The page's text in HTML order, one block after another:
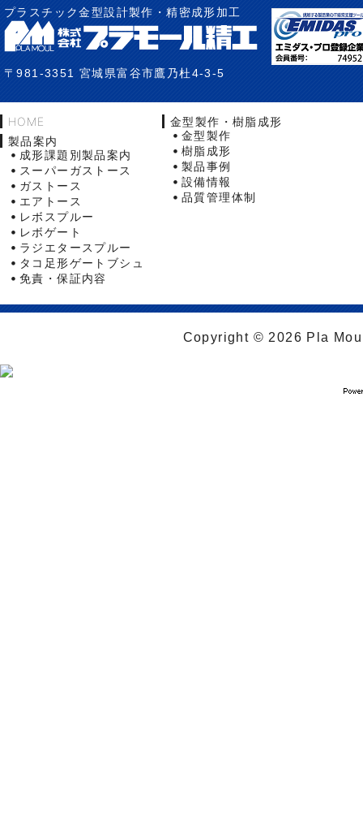
プラスチック金型設計製作・精密成形加工
〒981-3351 宮城県富谷市鷹乃杜4-3-5
HOME
製品案内
成形課題別製品案内
スーパーガストース
ガストース
エアトース
レボスプルー
レボゲート
ラジエタースプルー
タコ足形ゲートブシュ
免責・保証内容
金型製作・樹脂成形
金型製作
樹脂成形
製品事例
設備情報
品質管理体制
Copyright © 2026 Pla